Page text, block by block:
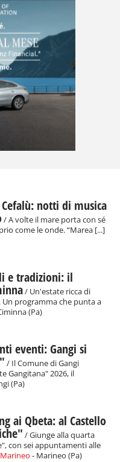
notti di musica
/ A volte il mare porta con sé
come le onde. “Marea [...]
e tradizioni: il
/ Un'estate ricca di
programma che punta a
(Pa)
eventi: Gangi si
/ Il Comune di Gangi
Gangitana" 2026, il
(Pa)
ai Qbeta: al Castello
/ Giunge alla quarta
con sei appuntamenti alle
- Marineo (Pa)